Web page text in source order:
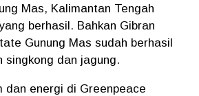
Mas, Kalimantan Tengah
berhasil. Bahkan Gibran
Gunung Mas sudah berhasil
singkong dan jagung.
dan energi di Greenpeace